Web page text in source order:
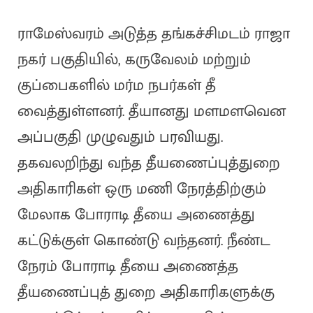
ராமேஸ்வரம் அடுத்த தங்கச்சிமடம் ராஜா
நகர் பகுதியில், கருவேலம் மற்றும்
குப்பைகளில் மர்ம நபர்கள் தீ
வைத்துள்ளனர். தீயானது மளமளவென
அப்பகுதி முழுவதும் பரவியது.
தகவலறிந்து வந்த தீயணைப்புத்துறை
அதிகாரிகள் ஒரு மணி நேரத்திற்கும்
மேலாக போராடி தீயை அணைத்து
கட்டுக்குள் கொண்டு வந்தனர். நீண்ட
நேரம் போராடி தீயை அணைத்த
தீயணைப்புத் துறை அதிகாரிகளுக்கு